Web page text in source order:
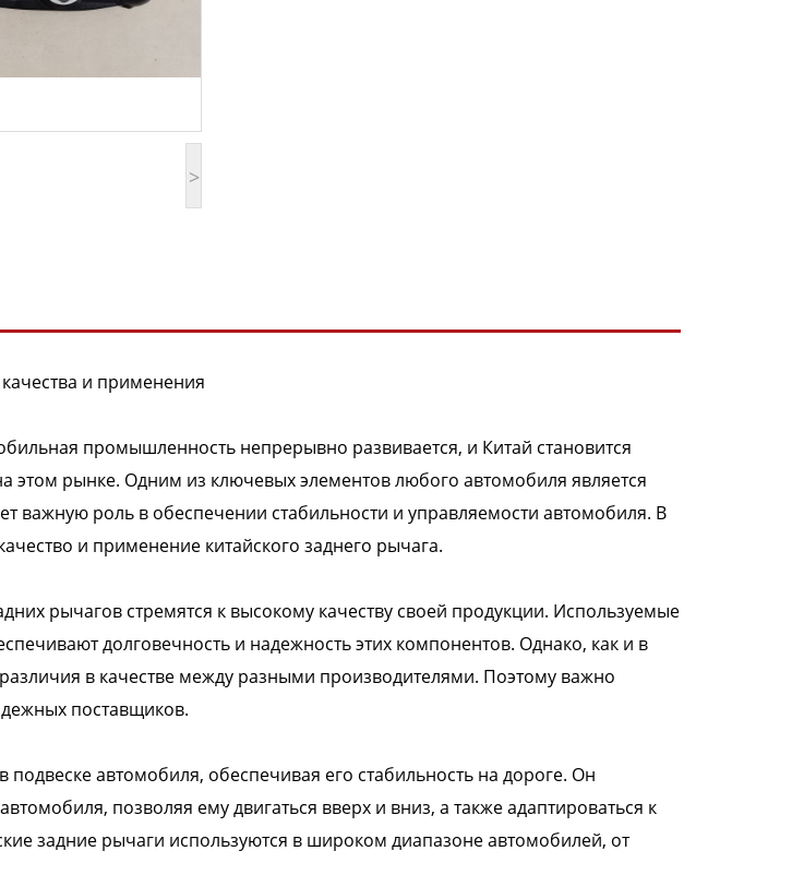
>
и применения
промышленность непрерывно развивается, и Китай становится
этом рынке. Одним из ключевых элементов любого автомобиля является
важную роль в обеспечении стабильности и управляемости автомобиля. В
и применение китайского заднего рычага.
рычагов стремятся к высокому качеству своей продукции. Используемые
долговечность и надежность этих компонентов. Однако, как и в
в качестве между разными производителями. Поэтому важно
поставщиков.
подвеске автомобиля, обеспечивая его стабильность на дороге. Он
позволяя ему двигаться вверх и вниз, а также адаптироваться к
задние рычаги используются в широком диапазоне автомобилей, от